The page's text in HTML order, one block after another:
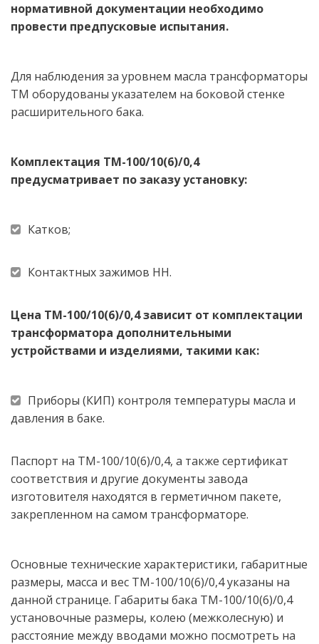
нормативной документации необходимо
провести предпусковые испытания.
Для наблюдения за уровнем масла трансформаторы
ТМ оборудованы указателем на боковой стенке
расширительного бака.
Комплектация ТМ-100/10(6)/0,4
предусматривает по заказу установку:
Катков;
Контактных зажимов НН.
Цена ТМ-100/10(6)/0,4 зависит от комплектации
трансформатора дополнительными
устройствами и изделиями, такими как:
Приборы (КИП) контроля температуры масла и
давления в баке.
Паспорт на ТМ-100/10(6)/0,4, а также сертификат
соответствия и другие документы завода
изготовителя находятся в герметичном пакете,
закрепленном на самом трансформаторе.
Основные технические характеристики, габаритные
размеры, масса и вес ТМ-100/10(6)/0,4 указаны на
данной странице. Габариты бака ТМ-100/10(6)/0,4
установочные размеры, колею (межколесную) и
расстояние между вводами можно посмотреть на